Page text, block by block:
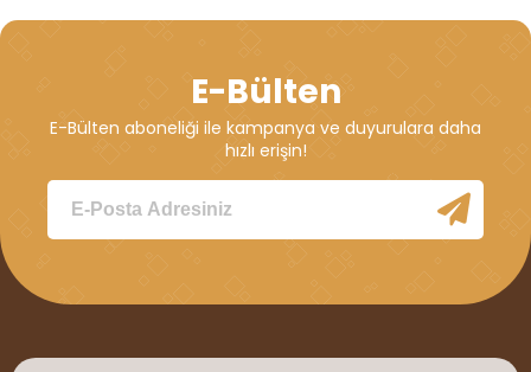
E-Bülten
E-Bülten aboneliği ile kampanya ve duyurulara daha
hızlı erişin!